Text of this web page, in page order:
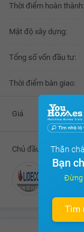
Thời điểm hoàn thành:
Mật độ xây dựng:
Tổng số vốn đầu tư:
Thời điểm bàn giao:
Giá
Chủ đầu tư
Công
Thân
Bạn
Đừng
Tìm